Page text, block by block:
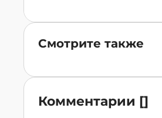
Смотрите также
Комментарии []